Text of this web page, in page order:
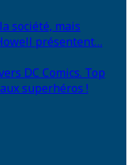
société, mais
présentent…
DC Comics. Top
superhéros !